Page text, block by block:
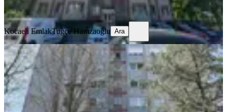
Ara
Kocaeli EmlakTuğçe Hamzaoğlu Ara
BALKONLU
Yahya Kaptan A Blokta Satılık 3+1
Giriş Kat Daire
İzmit, Yahyakaptan Mahallesi
3+1 · 130 m² ·1. Kat·05.05.2026